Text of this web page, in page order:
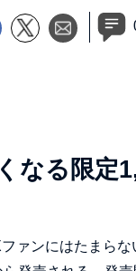
なる限定
ァンにはたまらな